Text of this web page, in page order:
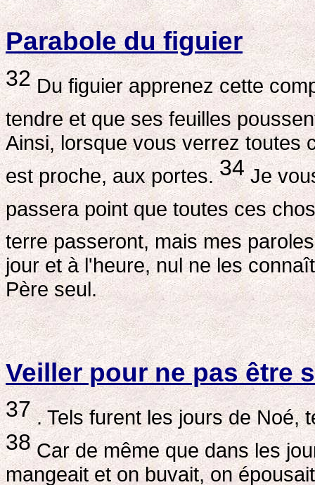
Parabole du figuier
32Du figuier apprenez cette
tendre et que ses feuilles
Ainsi, lorsque vous verrez toutes
est proche, aux portes.34Je
passera point que toutes ces
terre passeront, mais mes
jour et à l'heure, nul ne les
Père seul.
Veiller pour ne pas être
37. Tels furent les jours de Noé,
38Car de même que dans les
mangeait et on buvait, on